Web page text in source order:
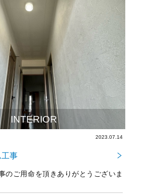
INTERIOR
2023.07.14
事
のご用命を頂きありがとうございま
い致します！